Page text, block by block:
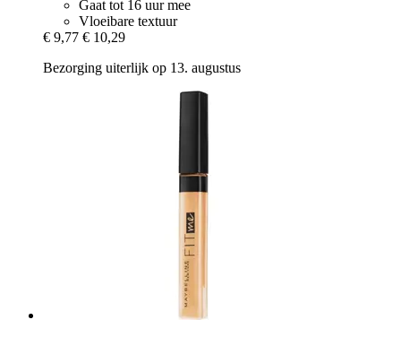
Gaat tot 16 uur mee
Vloeibare textuur
€ 9,77 € 10,29
Bezorging uiterlijk op 13. augustus